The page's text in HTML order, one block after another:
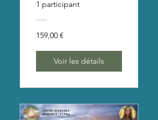
TECHNIQUE
ENERGETIQU
E
MULTIDIMENS
IONNELLE
D'HARMONIS
ATION, DE
1 participant
159,00 €
Voir les détails